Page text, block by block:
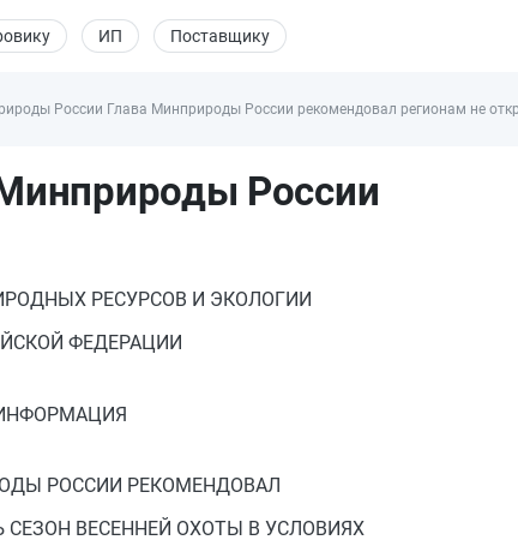
ИП Поставщику
России Глава Минприроды России рекомендовал регионам не
России
РЕСУРСОВ И ЭКОЛОГИИ
ФЕДЕРАЦИИ
РОССИИ РЕКОМЕНДОВАЛ
ВЕСЕННЕЙ ОХОТЫ В УСЛОВИЯХ